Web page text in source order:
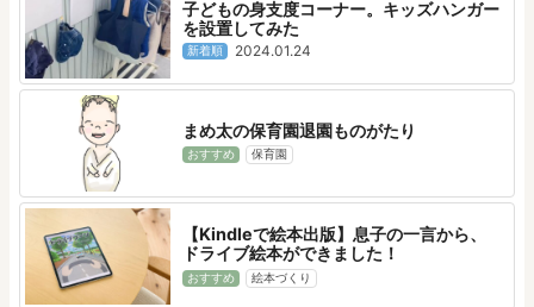
子どもの身支度コーナー。キッズハンガー
を設置してみた
新着順 2024.01.24
まめ太の保育園退園ものがたり
おすすめ 保育園
【Kindleで絵本出版】息子の一言から、
ドライブ絵本ができました！
おすすめ 絵本づくり